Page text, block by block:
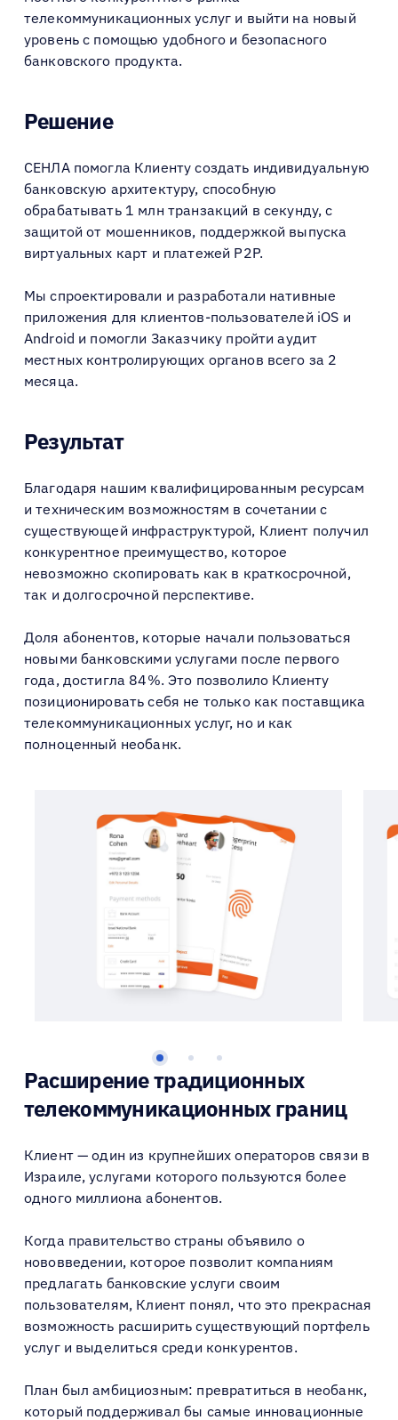
телекоммуникационных услуг и выйти на новый
уровень с помощью удобного и безопасного
банковского продукта.
Решение
СЕНЛА помогла Клиенту создать индивидуальную
банковскую архитектуру, способную
обрабатывать 1 млн транзакций в секунду, с
защитой от мошенников, поддержкой выпуска
виртуальных карт и платежей P2P.
Мы спроектировали и разработали нативные
приложения для клиентов-пользователей iOS и
Android и помогли Заказчику пройти аудит
местных контролирующих органов всего за 2
месяца.
Результат
Благодаря нашим квалифицированным ресурсам
и техническим возможностям в сочетании с
существующей инфраструктурой, Клиент получил
конкурентное преимущество, которое
невозможно скопировать как в краткосрочной,
так и долгосрочной перспективе.
Доля абонентов, которые начали пользоваться
новыми банковскими услугами после первого
года, достигла 84%. Это позволило Клиенту
позиционировать себя не только как поставщика
телекоммуникационных услуг, но и как
полноценный необанк.
Расширение традиционных
телекоммуникационных границ
Клиент — один из крупнейших операторов связи в
Израиле, услугами которого пользуются более
одного миллиона абонентов.
Когда правительство страны объявило о
нововведении, которое позволит компаниям
предлагать банковские услуги своим
пользователям, Клиент понял, что это прекрасная
возможность расширить существующий портфель
услуг и выделиться среди конкурентов.
План был амбициозным: превратиться в необанк,
который поддерживал бы самые инновационные